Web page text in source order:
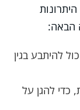
הבאה:
להיתבע בגין
כדי להגן על